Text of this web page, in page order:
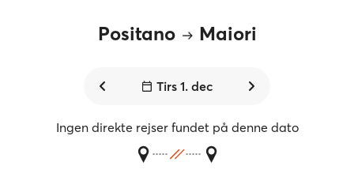
Positano Maiori
Tirs 1. dec
Ingen direkte rejser fundet på denne dato